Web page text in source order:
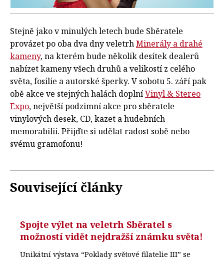
Stejně jako v minulých letech bude Sběratele
provázet po oba dva dny veletrhMinerály a drahé
kameny, na kterém bude několik desítek dealerů
nabízet kameny všech druhů a velikostí z celého
světa, fosilie a autorské šperky. V sobotu 5. září pak
obě akce ve stejných halách doplníVinyl & Stereo
Expo, největší podzimní akce pro sběratele
vinylových desek, CD, kazet a hudebních
memorabilií. Přijďte si udělat radost sobě nebo
svému gramofonu!
Související články
Spojte výlet na veletrh Sběratel s
možností vidět nejdražší známku světa!
Unikátní výstava “Poklady světové filatelie III” se